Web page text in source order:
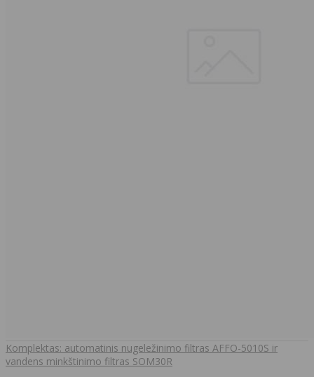
Komplektas: automatinis nugeležinimo filtras AFFO-5010S ir
vandens minkštinimo filtras SOM30R